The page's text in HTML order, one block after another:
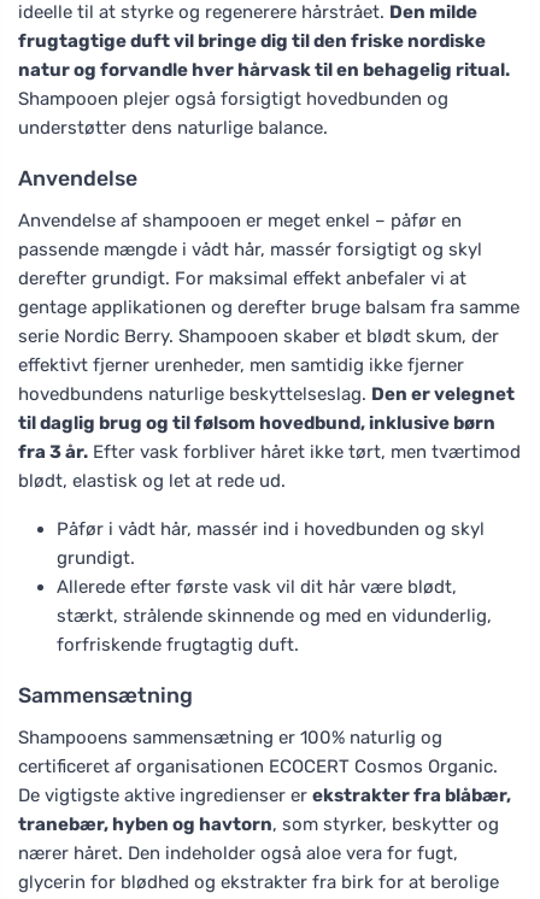
ideelle til at styrke og regenerere hårstrået. Den milde
frugtagtige duft vil bringe dig til den friske nordiske
natur og forvandle hver hårvask til en behagelig ritual.
Shampooen plejer også forsigtigt hovedbunden og
understøtter dens naturlige balance.
Anvendelse
Anvendelse af shampooen er meget enkel – påfør en
passende mængde i vådt hår, massér forsigtigt og skyl
derefter grundigt. For maksimal effekt anbefaler vi at
gentage applikationen og derefter bruge balsam fra samme
serie Nordic Berry. Shampooen skaber et blødt skum, der
effektivt fjerner urenheder, men samtidig ikke fjerner
hovedbundens naturlige beskyttelseslag. Den er velegnet
til daglig brug og til følsom hovedbund, inklusive børn
fra 3 år. Efter vask forbliver håret ikke tørt, men tværtimod
blødt, elastisk og let at rede ud.
Påfør i vådt hår, massér ind i hovedbunden og skyl
grundigt.
Allerede efter første vask vil dit hår være blødt,
stærkt, strålende skinnende og med en vidunderlig,
forfriskende frugtagtig duft.
Sammensætning
Shampooens sammensætning er 100% naturlig og
certificeret af organisationen ECOCERT Cosmos Organic.
De vigtigste aktive ingredienser er ekstrakter fra blåbær,
tranebær, hyben og havtorn, som styrker, beskytter og
nærer håret. Den indeholder også aloe vera for fugt,
glycerin for blødhed og ekstrakter fra birk for at berolige